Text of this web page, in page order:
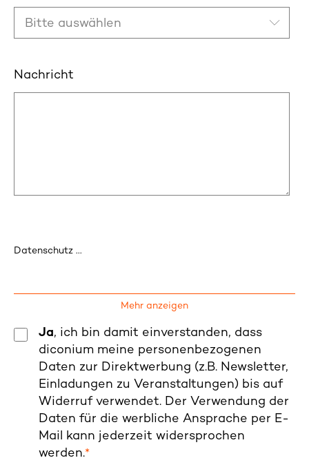
Nachricht
Datenschutz ...
Mehr anzeigen
Ja, ich bin damit einverstanden, dass
diconium meine personenbezogenen
Daten zur Direktwerbung (z.B. Newsletter,
Einladungen zu Veranstaltungen) bis auf
Widerruf verwendet. Der Verwendung der
Daten für die werbliche Ansprache per E-
Mail kann jederzeit widersprochen
werden.*